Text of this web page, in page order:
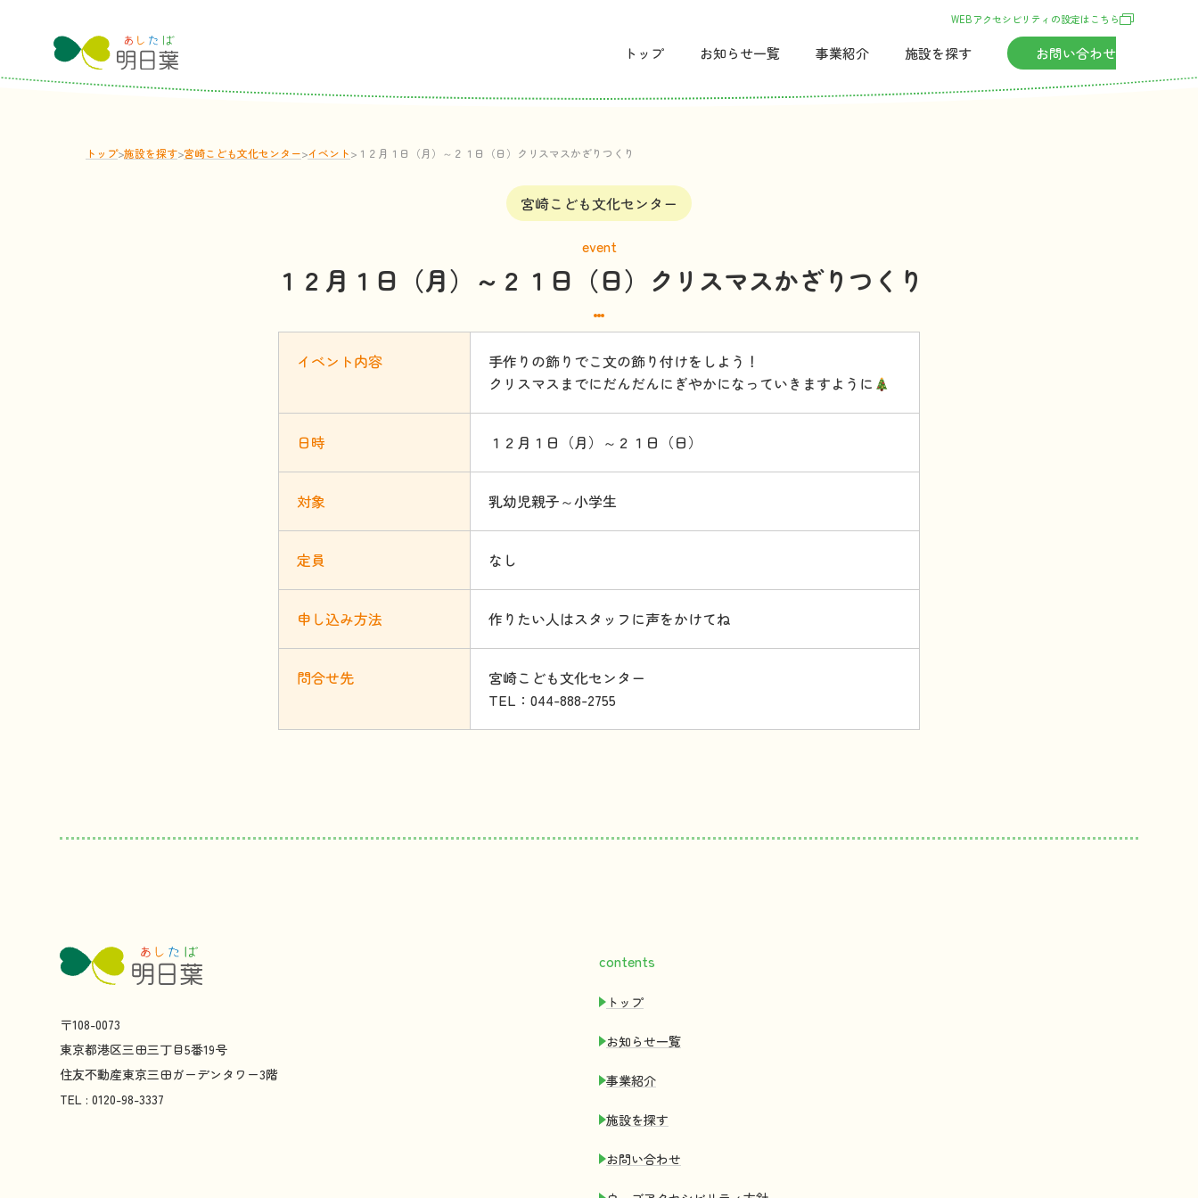
WEBアクセシビリティの設定はこちら
トップ お知らせ一覧 事業紹介 施設を探す お問い合わせ
トップ>施設を探す>宮崎こども文化センター>イベント> １２月１日（月）～２１日（日）クリスマスかざりつくり
宮崎こども文化センター
event
１２月１日（月）～２１日（日）クリスマスかざりつくり
イベント内容
手作りの飾りでこ文の飾り付けをしよう！
クリスマスまでにだんだんにぎやかになっていきますように
日時 １２月１日（月）～２１日（日）
対象 乳幼児親子～小学生
定員 なし
申 し込み方法 作りたい人はスタッフに声をかけてね
問合せ先
宮崎こども文化センター
TEL：044-888-2755
〒108-0073
東京都港区三田三丁目5番19号
住友不動産東京三田ガーデンタワー3階
TEL : 0120-98-3337
contents
トップ
お知 らせ一覧
事業紹介
施設を探す
お問い合わせ